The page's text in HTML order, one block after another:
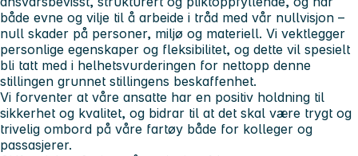
både evne og vilje til å arbeide i tråd med vår nullvisjon –
null skader på personer, miljø og materiell. Vi vektlegger
personlige egenskaper og fleksibilitet, og dette vil spesielt
bli tatt med i helhetsvurderingen for nettopp denne
stillingen grunnet stillingens beskaffenhet.
Vi forventer at våre ansatte har en positiv holdning til
sikkerhet og kvalitet, og bidrar til at det skal være trygt og
trivelig ombord på våre fartøy både for kolleger og
passasjerer.